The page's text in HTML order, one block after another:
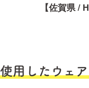
【佐賀県 /
使用したウェ